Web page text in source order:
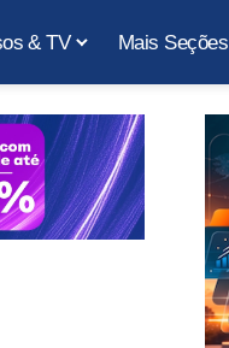
& TV Mais Seções